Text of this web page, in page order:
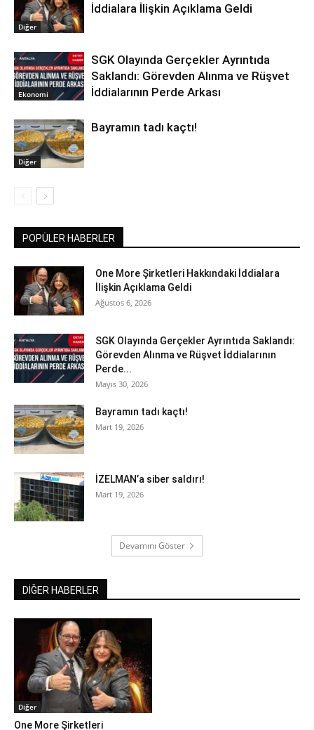
Diğer
İddialara İlişkin Açıklama Geldi
Ekonomi
SGK Olayında Gerçekler Ayrıntıda
Saklandı: Görevden Alınma ve Rüşvet
İddialarının Perde Arkası
Diğer
Bayramın tadı kaçtı!
POPÜLER HABERLER
One More Şirketleri Hakkındaki İddialara
İlişkin Açıklama Geldi
Ağustos 6, 2026
SGK Olayında Gerçekler Ayrıntıda Saklandı:
Görevden Alınma ve Rüşvet İddialarının
Perde...
Mayıs 30, 2026
Bayramın tadı kaçtı!
Mart 19, 2026
İZELMAN’a siber saldırı!
Mart 19, 2026
Devamını Göster
DİĞER HABERLER
Diğer
One More Şirketleri